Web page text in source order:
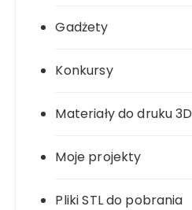
Gadżety
Konkursy
Materiały do druku 3D
Moje projekty
Pliki STL do pobrania